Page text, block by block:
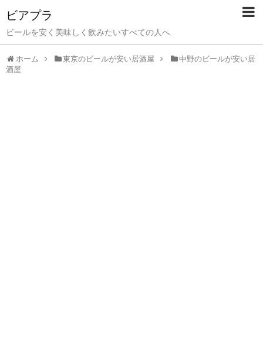
ビアプラ
ビールを安く美味しく飲みたいすべての人へ
ホーム 東京のビールが安い居酒屋
中野のビールが安い居
酒屋